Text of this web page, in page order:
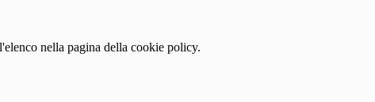
nella pagina della cookie policy.